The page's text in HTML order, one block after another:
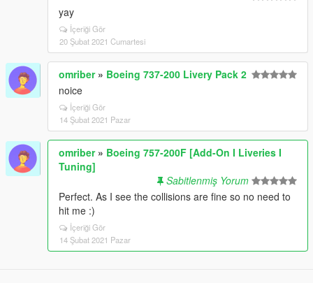
yay
İçeriği Gör
20 Şubat 2021 Cumartesi
omriber» Boeing 737-200 Livery Pack 2
noice
İçeriği Gör
14 Şubat 2021 Pazar
omriber» Boeing 757-200F [Add-On I Liveries I
Tuning]
Sabitlenmiş Yorum
Perfect. As I see the collisions are fine so no need to
hit me :)
İçeriği Gör
14 Şubat 2021 Pazar